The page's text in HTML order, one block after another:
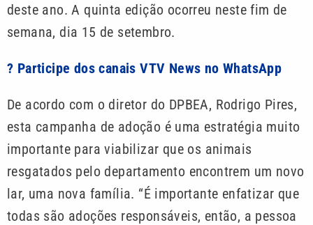
deste ano. A quinta edição ocorreu neste fim de
semana, dia 15 de setembro.
? Participe dos canais VTV News no WhatsApp
De acordo com o diretor do DPBEA, Rodrigo Pires,
esta campanha de adoção é uma estratégia muito
importante para viabilizar que os animais
resgatados pelo departamento encontrem um novo
lar, uma nova família. “É importante enfatizar que
todas são adoções responsáveis, então, a pessoa